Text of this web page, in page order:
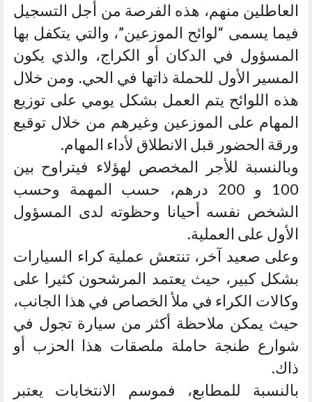
العاطلين منهم، هذه الفرصة من أجل التسجيل
فيما يسمى “لوائح الموزعين”، والتي يتكفل بها
المسؤول في الدكان أو الكراج، والذي يكون
المسير الأول للحملة ذاتها في الحي. ومن خلال
هذه اللوائح يتم العمل بشكل يومي على توزيع
المهام على الموزعين وغيرهم من خلال توقيع
ورقة الحضور قبل الانطلاق لأداء المهام.
وبالنسبة للأجر المخصص لهؤلاء فيتراوح بين
100 و 200 درهم، حسب المهمة وحسب
الشخص نفسه أحيانا وحظوته لدى المسؤول
الأول على العملية.
وعلى صعيد آخر، تنتعش عملية كراء السيارات
بشكل كبير، حيث يعتمد المرشحون كثيرا على
وكالات الكراء في ملأ الخصاص في هذا الجانب،
حيث يمكن ملاحظة أكثر من سيارة تجول في
شوارع طنجة حاملة ملصقات هذا الحزب أو
ذاك.
بالنسبة للمطابع، فموسم الانتخابات يعتبر